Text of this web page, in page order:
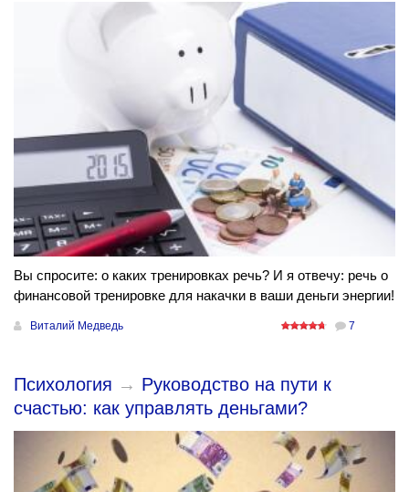
Вы спросите: о каких тренировках речь? И я отвечу: речь о
финансовой тренировке для накачки в ваши деньги энергии!
Виталий Медведь 7
Психология → Руководство на пути к
счастью: как управлять деньгами?